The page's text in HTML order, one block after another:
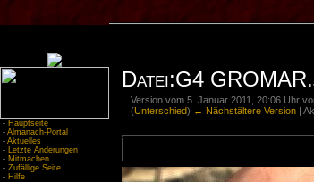
- Hauptseite
- Almanach-Portal
- Aktuelles
- Letzte Änderungen
- Mitmachen
- Zufällige Seite
- Hilfe
Datei:G4
Version vom 5. Januar 2011, 20:06 Uhr
(Unterschied) ← Nächstältere Version |